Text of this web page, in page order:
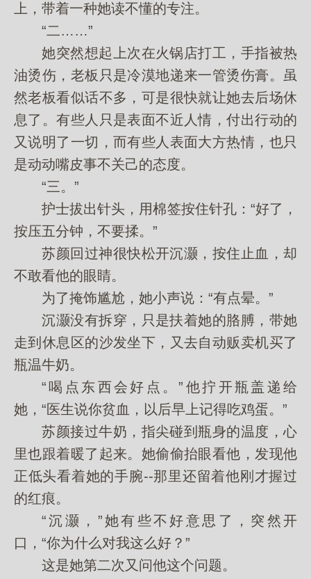
上，带着一种她读不懂的专注。
“二……”
她突然想起上次在火锅店打工，手指被热
油烫伤，老板只是冷漠地递来一管烫伤膏。虽
然老板看似话不多，可是很快就让她去后场休
息了。有些人只是表面不近人情，付出行动的
又说明了一切，而有些人表面大方热情，也只
是动动嘴皮事不关己的态度。
“三。”
护士拔出针头，用棉签按住针孔：“好了，
按压五分钟，不要揉。”
苏颜回过神很快松开沉灏，按住止血，却
不敢看他的眼睛。
为了掩饰尴尬，她小声说：“有点晕。”
沉灏没有拆穿，只是扶着她的胳膊，带她
走到休息区的沙发坐下，又去自动贩卖机买了
瓶温牛奶。
“喝点东西会好点。”他拧开瓶盖递给
她，“医生说你贫血，以后早上记得吃鸡蛋。”
苏颜接过牛奶，指尖碰到瓶身的温度，心
里也跟着暖了起来。她偷偷抬眼看他，发现他
正低头看着她的手腕--那里还留着他刚才握过
的红痕。
“沉灏，”她有些不好意思了，突然开
口，“你为什么对我这么好？”
这是她第二次又问他这个问题。